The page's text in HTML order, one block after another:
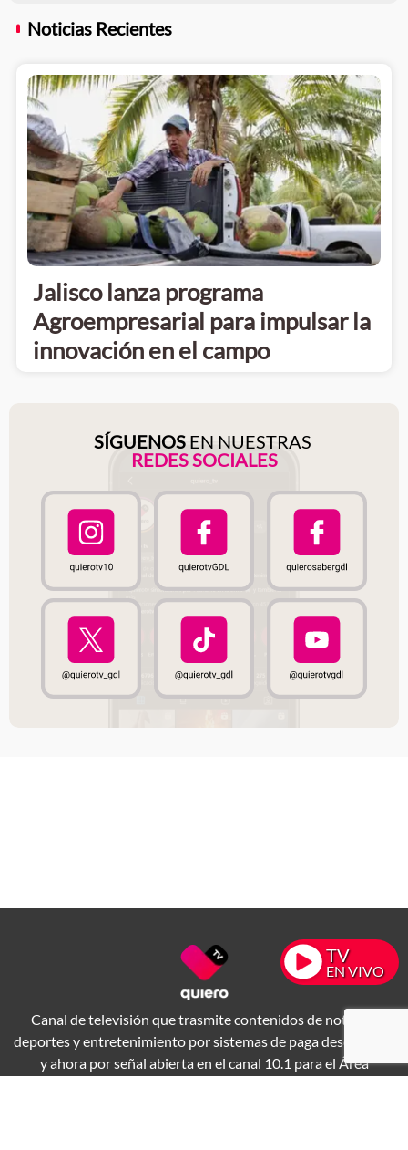
TV
EN VIVO
Noticias Recientes
Jalisco lanza programa
Agroempresarial para impulsar la
innovación en el campo
SÍGUENOSEN NUESTRAS
REDES SOCIALES
Canal de televisión que trasmite contenidos de noticias,
deportes y entretenimiento por sistemas de paga desde 1994
y ahora por señal abierta en el canal 10.1 para el Área